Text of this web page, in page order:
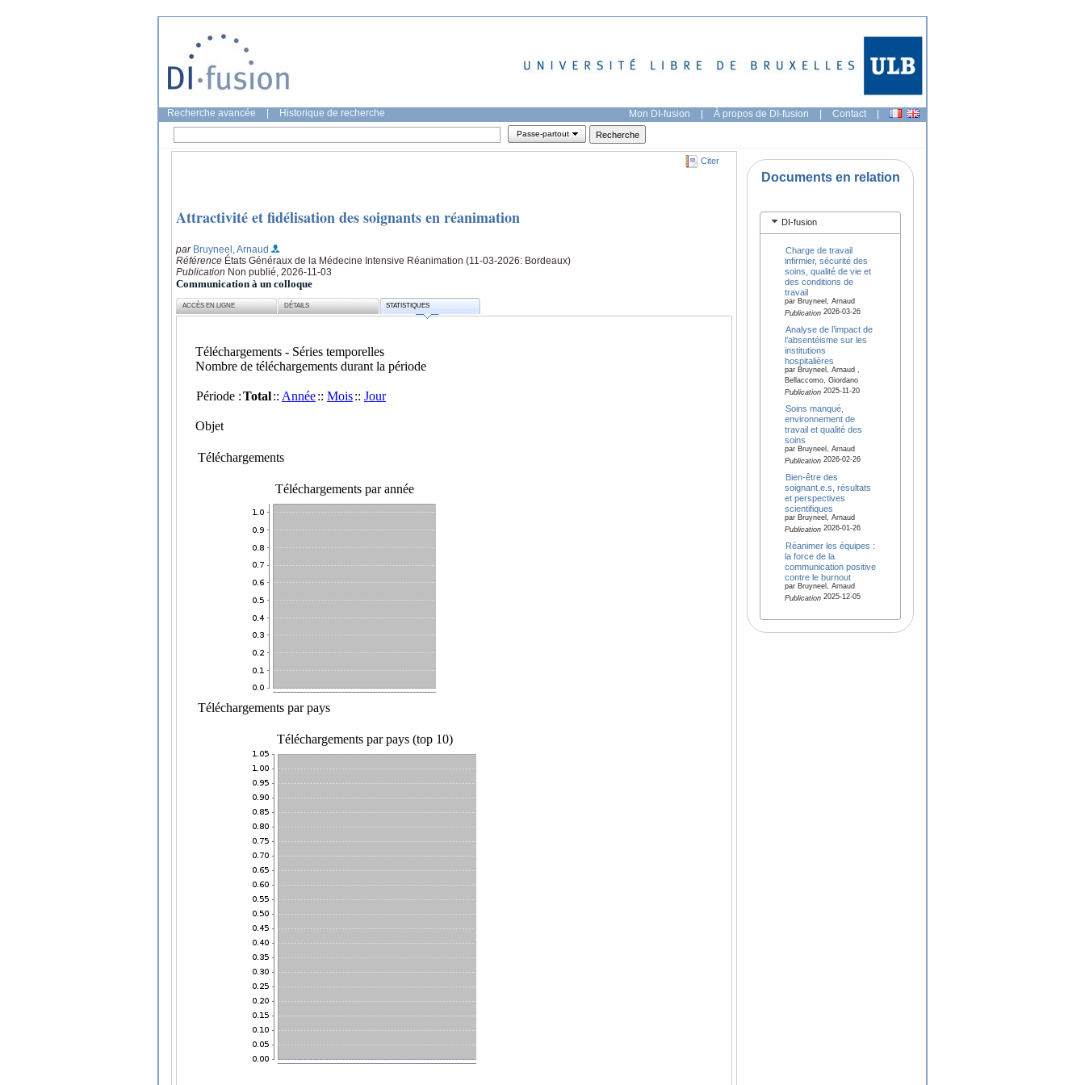
Recherche avancée Historique de recherche Mon DI-fusion | À propos de DI-fusion | Contact |
Passe-partout
Citer
Attractivité et fidélisation des soignants en réanimation
par Bruyneel, Arnaud
Référence États Généraux de la Médecine Intensive Réanimation (11-03-2026: Bordeaux)
Publication Non publié, 2026-11-03
Communication à un colloque
ACCÈS EN LIGNE DÉTAILS STATISTIQUES
Documents en relation
DI-fusion
Charge de travail
infirmier, sécurité des
soins, qualité de vie et
des conditions de
travail
par Bruyneel, Arnaud
Publication2026-03-26
Analyse de l’impact de
l’absentéisme sur les
institutions
hospitalières
par Bruyneel, Arnaud ,
Bellaccomo, Giordano
Publication2025-11-20
Soins manqué,
environnement de
travail et qualité des
soins
par Bruyneel, Arnaud
Publication2026-02-26
Bien-être des
soignant.e.s, résultats
et perspectives
scientifiques
par Bruyneel, Arnaud
Publication2026-01-26
Réanimer les équipes :
la force de la
communication positive
contre le burnout
par Bruyneel, Arnaud
Publication2025-12-05